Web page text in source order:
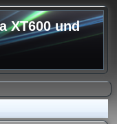
XT600 und